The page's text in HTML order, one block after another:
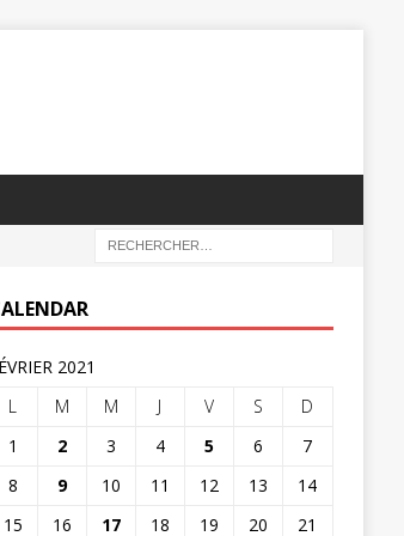
2021
L
M M J V S
D
1
2 3 4 5 6
7
8
9 10 11 12 13
14
15
16 17 18 19 20
21